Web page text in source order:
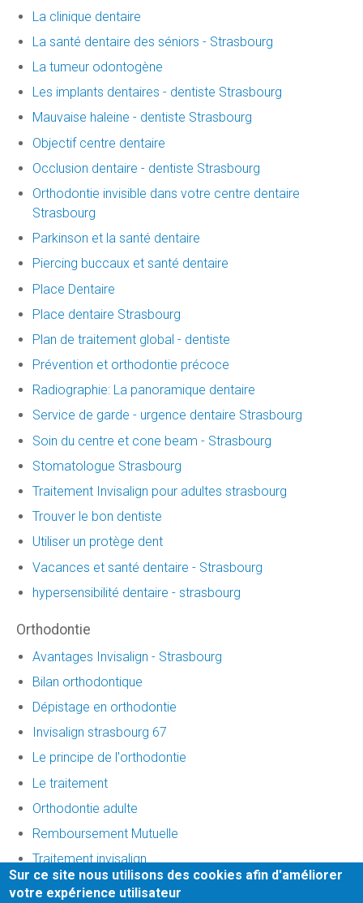
La clinique dentaire
La santé dentaire des séniors - Strasbourg
La tumeur odontogène
Les implants dentaires - dentiste Strasbourg
Mauvaise haleine - dentiste Strasbourg
Objectif centre dentaire
Occlusion dentaire - dentiste Strasbourg
Orthodontie invisible dans votre centre dentaire
Strasbourg
Parkinson et la santé dentaire
Piercing buccaux et santé dentaire
Place Dentaire
Place dentaire Strasbourg
Plan de traitement global - dentiste
Prévention et orthodontie précoce
Radiographie: La panoramique dentaire
Service de garde - urgence dentaire Strasbourg
Soin du centre et cone beam - Strasbourg
Stomatologue Strasbourg
Traitement Invisalign pour adultes strasbourg
Trouver le bon dentiste
Utiliser un protège dent
Vacances et santé dentaire - Strasbourg
hypersensibilité dentaire - strasbourg
Orthodontie
Avantages Invisalign - Strasbourg
Bilan orthodontique
Dépistage en orthodontie
Invisalign strasbourg 67
Le principe de l'orthodontie
Le traitement
Orthodontie adulte
Remboursement Mutuelle
Traitement invisalign
Sur ce site nous utilisons des cookies afin d'améliorer
votre expérience utilisateur